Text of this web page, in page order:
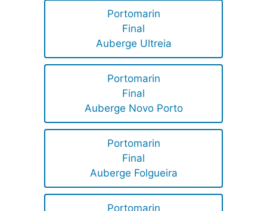
Portomarin
Final
Auberge Ultreia
Portomarin
Final
Auberge Novo Porto
Portomarin
Final
Auberge Folgueira
Portomarin